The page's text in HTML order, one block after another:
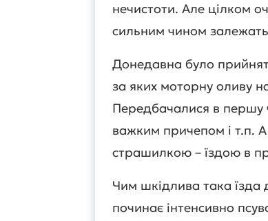
нечистоти. Але цілком
сильним чином
Донедавна було
за яких моторну оливу
Передбачалися в першу
важким причепом і т.п.
страшилкою – їздою в
Чим шкідлива така їзда
починає інтенсивно